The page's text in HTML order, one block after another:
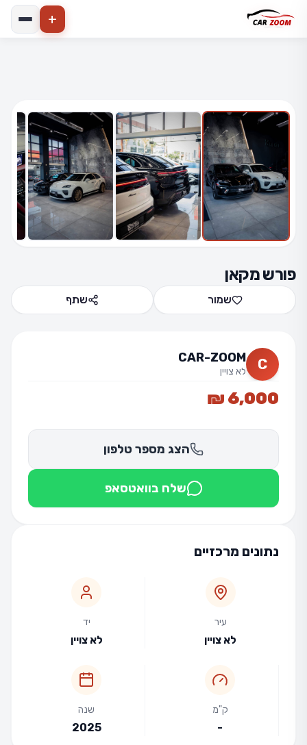
פורש מקאן
שמור שתף
C
CAR-ZOOM
לא צויין
6,000 ₪
הצג מספר טלפון
שלח בוואטסאפ
נתונים מרכזיים
עיר
לא צויין
יד
לא צויין
ק"מ
-
שנה
2025
+